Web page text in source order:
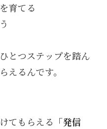
育てる
とつステップを踏ん
えるんです。
てもらえる 「発信